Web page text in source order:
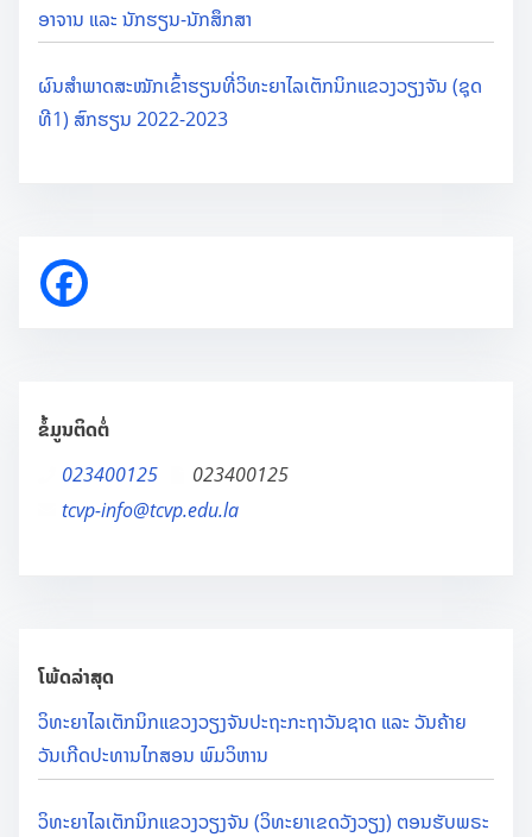
ອາຈານ ແລະ ນັກຮຽນ-ນັກສຶກສາ
ຜົນສຳພາດສະໝັກເຂົ້າຮຽນທີ່ວິທະຍາໄລເຕັກນິກແຂວງວຽງຈັນ (ຊຸດ
ທີ1) ສົກຮຽນ 2022-2023
ຂໍ້ມູນຕິດຕໍ່
023400125
023400125
tcvp-info@tcvp.edu.la
ໂພ້ດລ່າສຸດ
ວິທະຍາໄລເຕັກນິກແຂວງວຽງຈັນປະຖະກະຖາວັນຊາດ ແລະ ວັນຄ້າຍ
ວັນເກີດປະທານໄກສອນ ພົມວິຫານ
ວິທະຍາໄລເຕັກນິກແຂວງວຽງຈັນ (ວິທະຍາເຂດວັງວຽງ) ຕອນຮັບພຣະ